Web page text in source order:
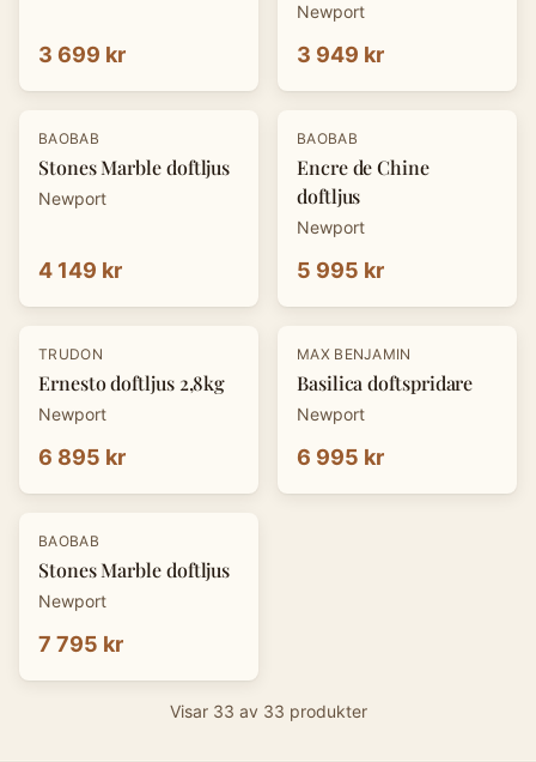
3 699 kr
Newport
3 949 kr
BAOBAB
Stones Marble doftljus
Newport
4 149 kr
BAOBAB
Encre de Chine
doftljus
Newport
5 995 kr
TRUDON
Ernesto doftljus 2,8kg
Newport
6 895 kr
MAX BENJAMIN
Basilica doftspridare
Newport
6 995 kr
BAOBAB
Stones Marble doftljus
Newport
7 795 kr
Visar 33 av 33 produkter